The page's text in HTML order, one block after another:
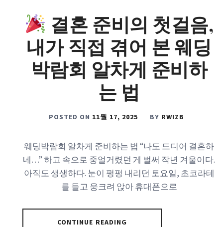
결혼 준비의 첫걸음,
내가 직접 겪어 본 웨딩
박람회 알차게 준비하
는 법
POSTED ON 11월 17, 2025 BY RWIZB
웨딩박람회 알차게 준비하는 법 “나도 드디어 결혼하
네…” 하고 속으로 중얼거렸던 게 벌써 작년 겨울이다.
아직도 생생하다. 눈이 펑펑 내리던 토요일, 초코라테
를 들고 웅크려 앉아 휴대폰으로
CONTINUE READING